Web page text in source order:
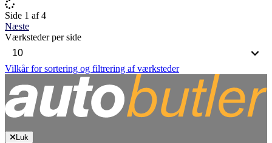
Side 1 af 4
Næste
Værksteder per side
Vilkår for sortering og filtrering af værksteder
Luk